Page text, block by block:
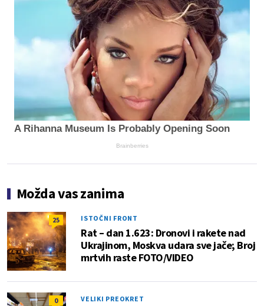
A Rihanna Museum Is Probably Opening Soon
Brainberries
Možda vas zanima
25 ISTOČNI FRONT
Rat – dan 1.623: Dronovi i rakete nad
Ukrajinom, Moskva udara sve jače; Broj
mrtvih raste FOTO/VIDEO
0 VELIKI PREOKRET